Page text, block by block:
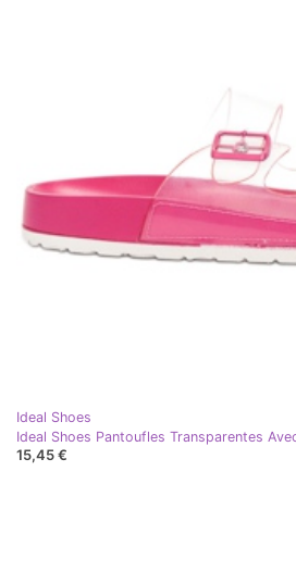
Ideal Shoes
Ideal Shoes Pantoufles Transparentes
15,45 €